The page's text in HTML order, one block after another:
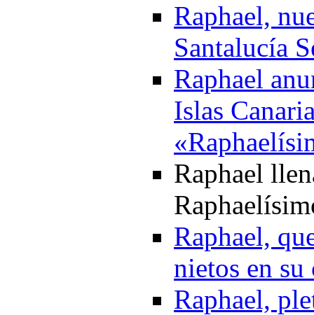
Raphael,
Santalucía
Raphael
Islas
Raphael
Raphael,
nietos en
Raphael,